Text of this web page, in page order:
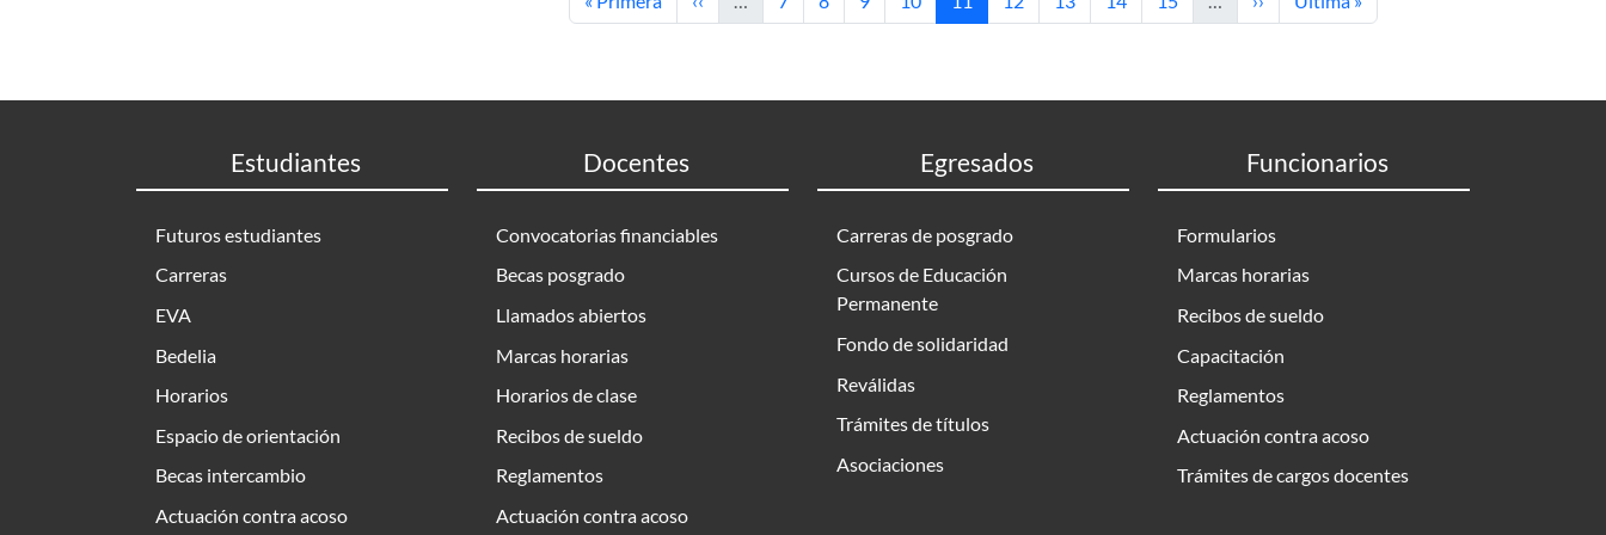
Estudiantes
Futuros estudiantes
Carreras
EVA
Bedelia
Horarios
Espacio de orientación
Becas intercambio
Actuación contra acoso
Docentes
Convocatorias financiables
Becas posgrado
Llamados abiertos
Marcas horarias
Horarios de clase
Recibos de sueldo
Reglamentos
Actuación contra acoso
Egresados
Carreras de posgrado
Cursos de Educación
Permanente
Fondo de solidaridad
Reválidas
Trámites de títulos
Asociaciones
Funcionarios
Formularios
Marcas horarias
Recibos de sueldo
Capacitación
Reglamentos
Actuación contra acoso
Trámites de cargos docentes